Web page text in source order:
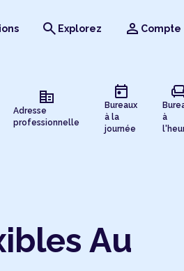
search Explorez person Compte
corporate_fare
Adresse
professionnelle
today
Bureaux
à la
journée
à
Au